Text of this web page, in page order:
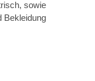
sowie
Bekleidung